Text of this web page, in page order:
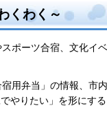
くわく～
ポーツ合宿、文化イベ
用弁当」の情報、市内
やりたい」を形にする